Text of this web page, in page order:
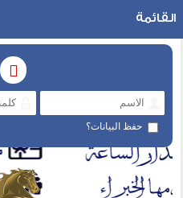
حفظ البيانات؟
القائمة